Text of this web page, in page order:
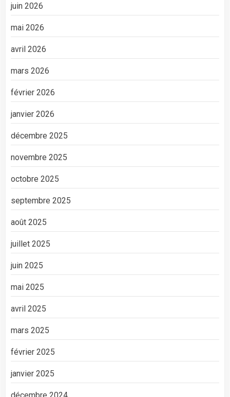
juin 2026
mai 2026
avril 2026
mars 2026
février 2026
janvier 2026
décembre 2025
novembre 2025
octobre 2025
septembre 2025
août 2025
juillet 2025
juin 2025
mai 2025
avril 2025
mars 2025
février 2025
janvier 2025